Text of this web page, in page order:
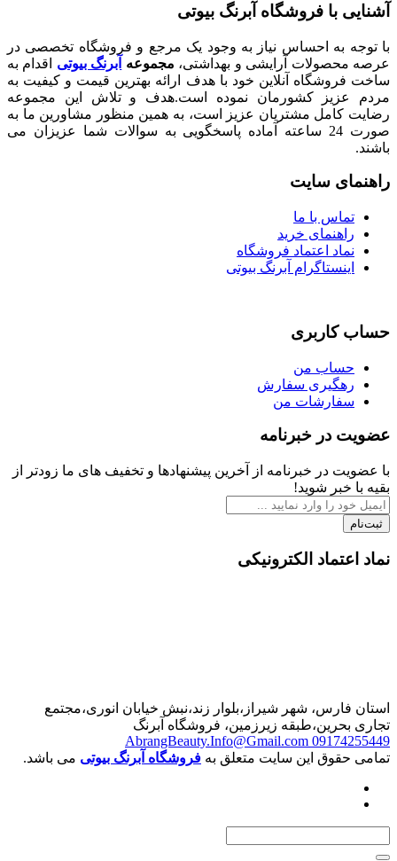
آشنایی با فروشگاه آبرنگ بیوتی
با توجه به احساس نیاز به وجود یک مرجع و فروشگاه تخصصی در
عرصه محصولات آرایشی و بهداشتی، مجموعه آبرنگ بیوتی اقدام به
ساخت فروشگاه آنلاین خود با هدف ارائه بهترین قیمت و کیفیت به
مردم عزیز کشورمان نموده است.هدف و تلاش این مجموعه
رضایت کامل مشتریان عزیز است، به همین منظور مشاورین ما به
صورت 24 ساعته آماده پاسخگویی به سوالات شما عزیزان می
باشند.
راهنمای سایت
تماس با ما
راهنمای خرید
نماد اعتماد فروشگاه
اینستاگرام آبرنگ بیوتی
حساب کاربری
حساب من
رهگیری سفارش
سفارشات من
عضویت در خبرنامه
با عضویت در خبرنامه از آخرین پیشنهادها و تخفیف های ما زودتر از
بقیه با خبر شوید!
ثبت‌نام
نماد اعتماد الکترونیکی
استان فارس، شهر شیراز،بلوار زند،نبش خیابان انوری،مجتمع
تجاری بحرین،طبقه زیرزمین، فروشگاه آبرنگ
09174255449
AbrangBeauty.Info@Gmail.com
تمامی حقوق این سایت متعلق به فروشگاه آبرنگ بیوتی می باشد.